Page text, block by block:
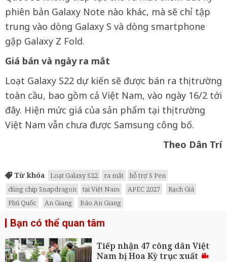
phiên bản Galaxy Note nào khác, mà sẽ chỉ tập
trung vào dòng Galaxy S và dòng smartphone
gập Galaxy Z Fold.
Giá bán và ngày ra mắt
Loạt Galaxy S22 dự kiến sẽ được bán ra thị trường
toàn cầu, bao gồm cả Việt Nam, vào ngày 16/2 tới
đây. Hiện mức giá của sản phẩm tại thị trường
Việt Nam vẫn chưa được Samsung công bố.
Theo Dân Trí
Từ khóa Loạt Galaxy S22 ra mắt
hỗ trợ S Pen
dùng chip Snapdragon
tại Việt Nam APEC 2027
Rạch Giá
Phú Quốc
An Giang Báo An Giang
Bạn có thể quan tâm
Tiếp nhận 47 công dân Việt
Nam bị Hoa Kỳ trục xuất